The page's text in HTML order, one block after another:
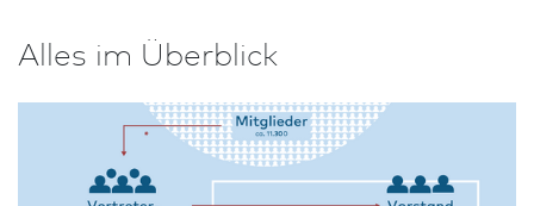
Alles im Überblick